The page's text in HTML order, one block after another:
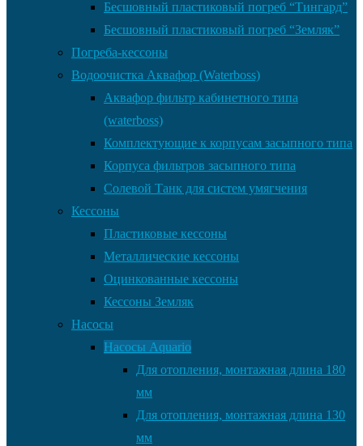
Бесшовный пластиковый погреб “Тингард”
Бесшовный пластиковый погреб “Земляк”
Погреба-кессоны
Водоочистка Аквафор (Waterboss)
Аквафор фильтр кабинетного типа
(waterboss)
Комплектующие к корпусам засыпного типа
Корпуса фильтров засыпного типа
Солевой Танк для систем умягчения
Кессоны
Пластиковые кессоны
Металлические кессоны
Оцинкованные кессоны
Кессоны Земляк
Насосы
Насосы Aquario
Для отопления, монтажная длина 180
мм
Для отопления, монтажная длина 130
мм